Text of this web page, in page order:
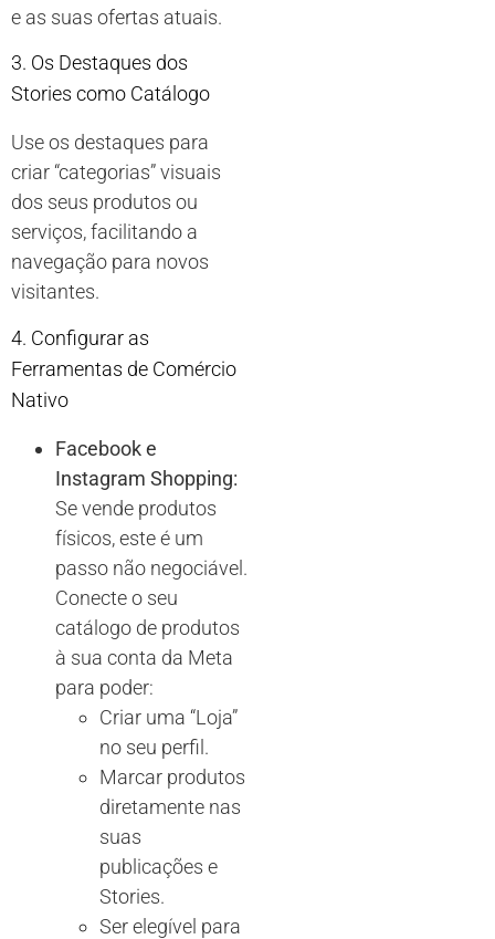
e as suas ofertas atuais.
3. Os Destaques dos
Stories como Catálogo
Use os destaques para
criar “categorias” visuais
dos seus produtos ou
serviços, facilitando a
navegação para novos
visitantes.
4. Configurar as
Ferramentas de Comércio
Nativo
Facebook e
Instagram Shopping:
Se vende produtos
físicos, este é um
passo não negociável.
Conecte o seu
catálogo de produtos
à sua conta da Meta
para poder:
Criar uma “Loja”
no seu perfil.
Marcar produtos
diretamente nas
suas
publicações e
Stories.
Ser elegível para